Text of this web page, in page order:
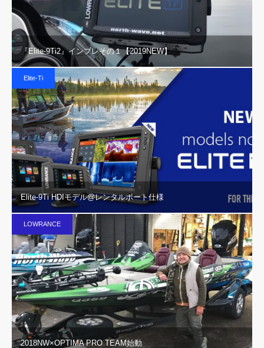
『Elite-9Ti2』インプレその１【2019NEW】
Elite-Ti
Elite-9Ti HDIモデル@レンタルボート仕様
LOWRANCE
2018NW×OPTIMA PRO TEAM始動